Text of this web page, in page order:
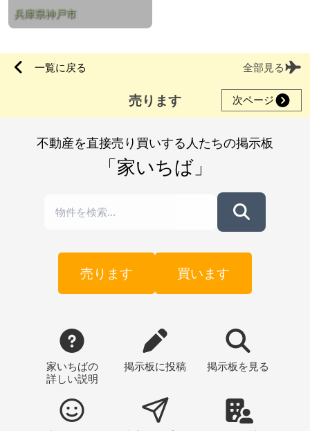
兵庫県神戸市
一覧に戻る 全部見る
売ります 次ページ
不動産を直接売り買いする人たちの掲示板
「家いちば」
売ります 買います
家いちばの
詳しい説明
掲示板に投稿 掲示板 を見る